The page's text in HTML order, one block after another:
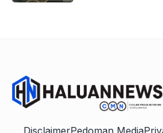
DisclaimerPedoman Media